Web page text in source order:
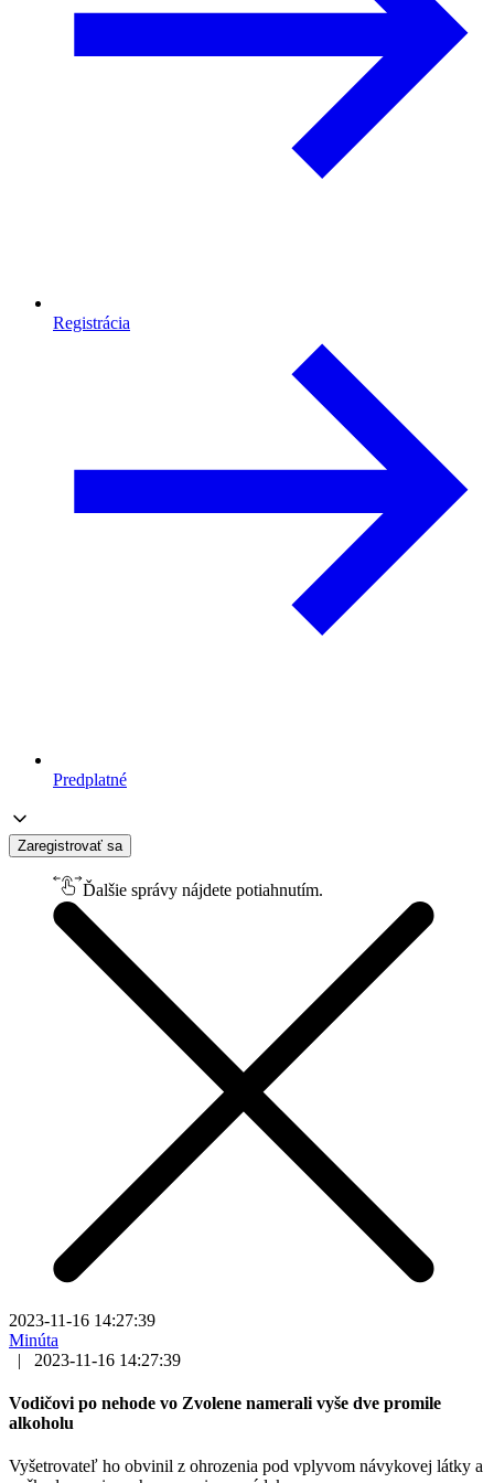
Registrácia
Predplatné
Zaregistrovať sa
Ďalšie správy nájdete potiahnutím.
2023-11-16 14:27:39
Minúta
|
2023-11-16 14:27:39
Vodičovi po nehode vo Zvolene namerali vyše dve promile
alkoholu
Vyšetrovateľ ho obvinil z ohrozenia pod vplyvom návykovej látky a